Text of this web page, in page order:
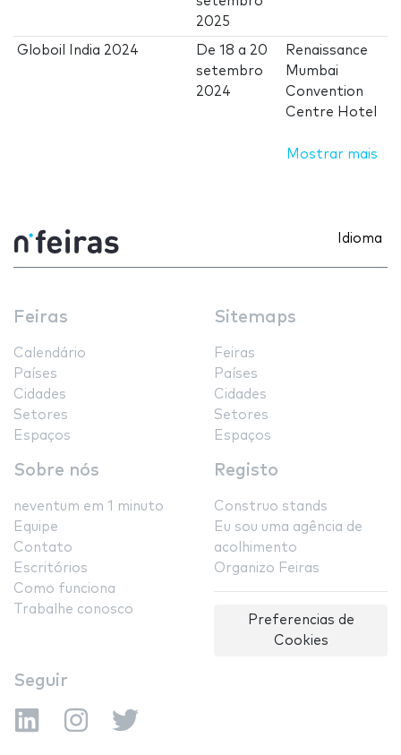
2025
Globoil India 2024 De18 a 20
setembro
2024
Renaissance
Mumbai
Convention
Centre Hotel
Mostrar mais
Idioma
Feiras
Calendário
Países
Cidades
Setores
Espaços
Sitemaps
Feiras
Países
Cidades
Setores
Espaços
Sobre nós
neventum em 1 minuto
Equipe
Contato
Escritórios
Como funciona
Trabalhe conosco
Registo
Construo stands
Eu sou uma agência de
acolhimento
Organizo Feiras
Preferencias de
Cookies
Seguir